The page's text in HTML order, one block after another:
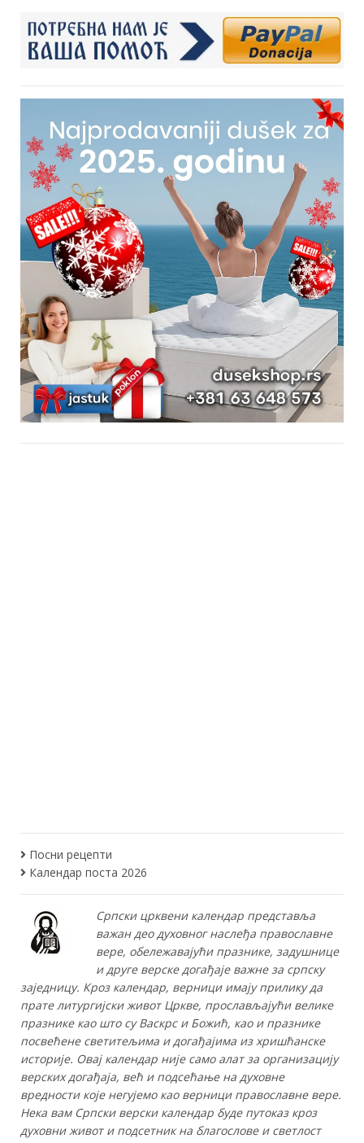
Посни рецепти
Календар поста 2026
Српски црквени календар представља
важан део духовног наслеђа православне
вере, обележавајући празнике, задушнице
и друге верске догађаје важне за српску
заједницу. Кроз календар, верници имају прилику да
прате литургијски живот Цркве, прослављајући велике
празнике као што су Васкрс и Божић, као и празнике
посвећене светитељима и догађајима из хришћанске
историје. Овај календар није само алат за организацију
верских догађаја, већ и подсећање на духовне
вредности које негујемо као верници православне вере.
Нека вам Српски верски календар буде путоказ кроз
духовни живот и подсетник на благослове и светлост